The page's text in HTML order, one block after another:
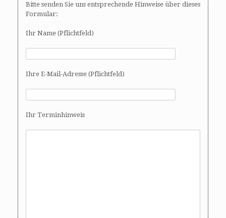
Bitte senden Sie uns entsprechende Hinweise über dieses
Formular:
Ihr Name (Pflichtfeld)
Ihre E-Mail-Adresse (Pflichtfeld)
Ihr Terminhinweis